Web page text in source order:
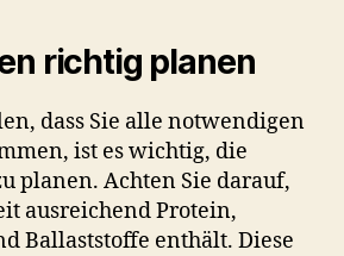
richtig planen
dass Sie alle notwendigen
ist es wichtig, die
planen. Achten Sie darauf,
ausreichend Protein,
Ballaststoffe enthält. Diese